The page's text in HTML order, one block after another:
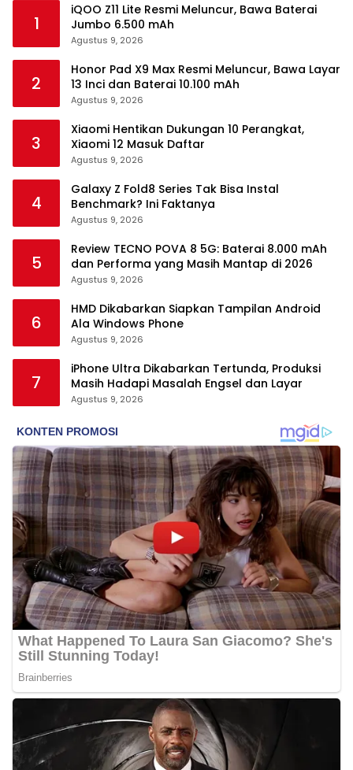
1
iQOO Z11 Lite Resmi Meluncur, Bawa Baterai
Jumbo 6.500 mAh
Agustus 9, 2026
2
Honor Pad X9 Max Resmi Meluncur, Bawa Layar
13 Inci dan Baterai 10.100 mAh
Agustus 9, 2026
3
Xiaomi Hentikan Dukungan 10 Perangkat,
Xiaomi 12 Masuk Daftar
Agustus 9, 2026
4
Galaxy Z Fold8 Series Tak Bisa Instal
Benchmark? Ini Faktanya
Agustus 9, 2026
5
Review TECNO POVA 8 5G: Baterai 8.000 mAh
dan Performa yang Masih Mantap di 2026
Agustus 9, 2026
6
HMD Dikabarkan Siapkan Tampilan Android
Ala Windows Phone
Agustus 9, 2026
7
iPhone Ultra Dikabarkan Tertunda, Produksi
Masih Hadapi Masalah Engsel dan Layar
Agustus 9, 2026